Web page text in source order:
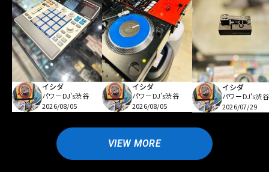
イシダ
パワーDJ's渋谷
2026/08/05
イシダ
パワーDJ's渋谷
2026/08/05
イシダ
パワーDJ's渋谷
2026/07/29
VIEW MORE